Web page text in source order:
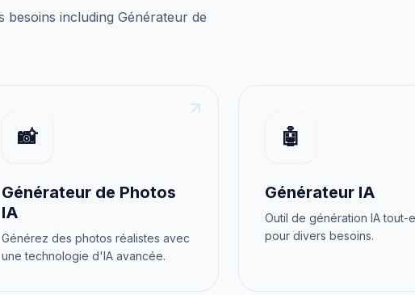
besoins including Générateur de
📸
Générateur de Photos
IA
Générez des photos réalistes avec
une technologie d'IA avancée.
🤖
Générateur IA
Outil de génération IA tout-
pour divers besoins.